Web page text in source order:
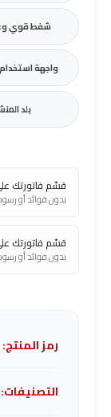
شفط قوي
واجهة
بلد
قسّم فاتورتك على 4
بدون فوائد أو
قسّم فاتورتك
بدون فوائد أو
رمز المنتج:
التصنيفات: